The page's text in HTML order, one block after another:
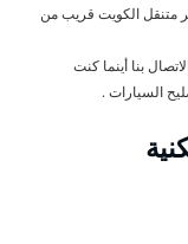
متنقل الكويت قريب من
بنا أينما كنت
السيارات .